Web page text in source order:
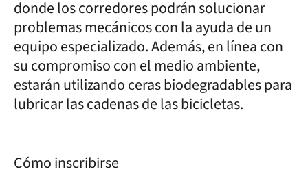
donde los corredores podrán solucionar
problemas mecánicos con la ayuda de un
equipo especializado. Además, en línea con
su compromiso con el medio ambiente,
estarán utilizando ceras biodegradables para
lubricar las cadenas de las bicicletas.
Cómo inscribirse